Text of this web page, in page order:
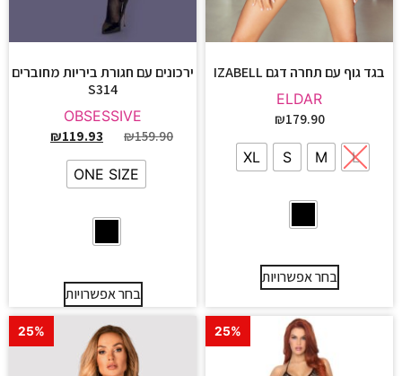
בגד גוף עם תחרה דגם IZABELL
ELDAR
₪179.90
L
M
S
XL
בחר אפשרויות
ירכונים עם חגורת ביריות מחוברים
S314
OBSESSIVE
₪159.90
₪119.93
ONE SIZE
בחר אפשרויות
25%
25%